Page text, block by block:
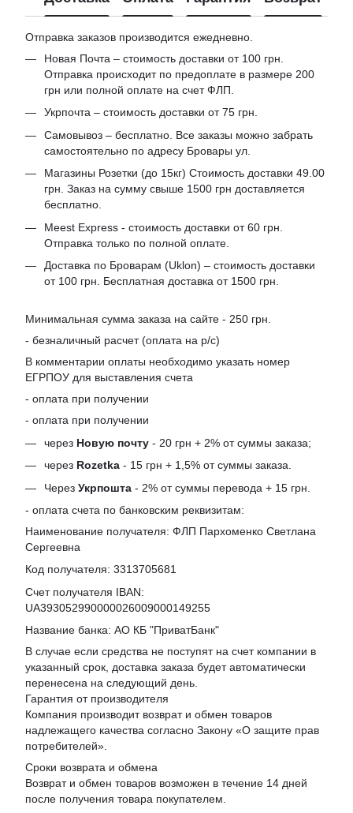
Отправка заказов производится ежедневно.
Новая Почта – стоимость доставки от 100 грн.
Отправка происходит по предоплате в размере 200
грн или полной оплате на счет ФЛП.
Укрпочта – стоимость доставки от 75 грн.
Самовывоз – бесплатно. Все заказы можно забрать
самостоятельно по адресу Бровары ул.
Магазины Розетки (до 15кг) Стоимость доставки 49.00
грн. Заказ на сумму свыше 1500 грн доставляется
бесплатно.
Meest Express - стоимость доставки от 60 грн.
Отправка только по полной оплате.
Доставка по Броварам (Uklon) – стоимость доставки
от 100 грн. Бесплатная доставка от 1500 грн.
Минимальная сумма заказа на сайте - 250 грн.
- безналичный расчет (оплата на р/с)
В комментарии оплаты необходимо указать номер
ЕГРПОУ для выставления счета
- оплата при получении
- оплата при получении
через Новую почту - 20 грн + 2% от суммы заказа;
через Rozetka - 15 грн + 1,5% от суммы заказа.
Через Укрпошта - 2% от суммы перевода + 15 грн.
- оплата счета по банковским реквизитам:
Наименование получателя: ФЛП Пархоменко Светлана
Сергеевна
Код получателя: 3313705681
Счет получателя IBAN:
UA393052990000026009000149255
Название банка: АО КБ "ПриватБанк"
В случае если средства не поступят на счет компании в
указанный срок, доставка заказа будет автоматически
перенесена на следующий день.
Гарантия от производителя
Компания производит возврат и обмен товаров
надлежащего качества согласно Закону «О защите прав
потребителей».
Сроки возврата и обмена
Возврат и обмен товаров возможен в течение 14 дней
после получения товара покупателем.